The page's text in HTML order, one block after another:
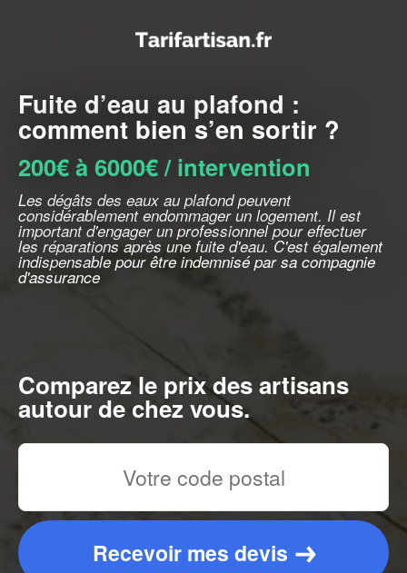
Fuite d’eau au plafond :
comment bien s’en sortir ?
200€ à 6000€ / intervention
Les dégâts des eaux au plafond peuvent
considérablement endommager un logement. Il est
important d'engager un professionnel pour effectuer
les réparations après une fuite d'eau. C'est également
indispensable pour être indemnisé par sa compagnie
d'assurance
Comparez le prix des artisans
autour de chez vous.
Recevoir mes devis